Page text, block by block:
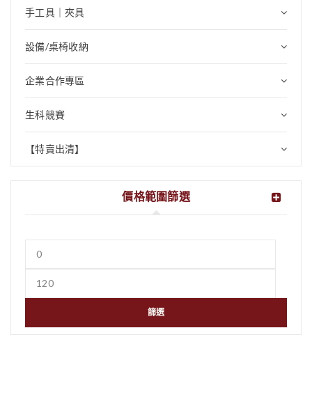
手工具｜夾具
設備/桌椅收納
企業合作專區
生科競賽
【特賣出清】
價格範圍篩選
篩選